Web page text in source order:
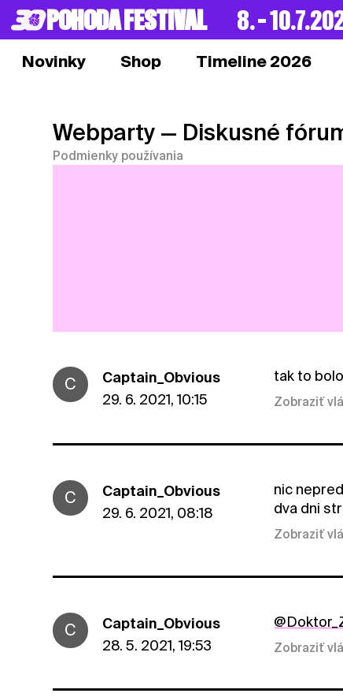
POHODA FESTIVAL 8. –
Novinky Shop Timeline 2026
Webparty — Diskusné
Podmienky používania
C
Captain_Obvious
29. 6. 2021, 10:15
tak to
Zobraziť
C
Captain_Obvious
29. 6. 2021, 08:18
nic
dva dni
Zobraziť
C
Captain_Obvious
28. 5. 2021, 19:53
Zobraziť